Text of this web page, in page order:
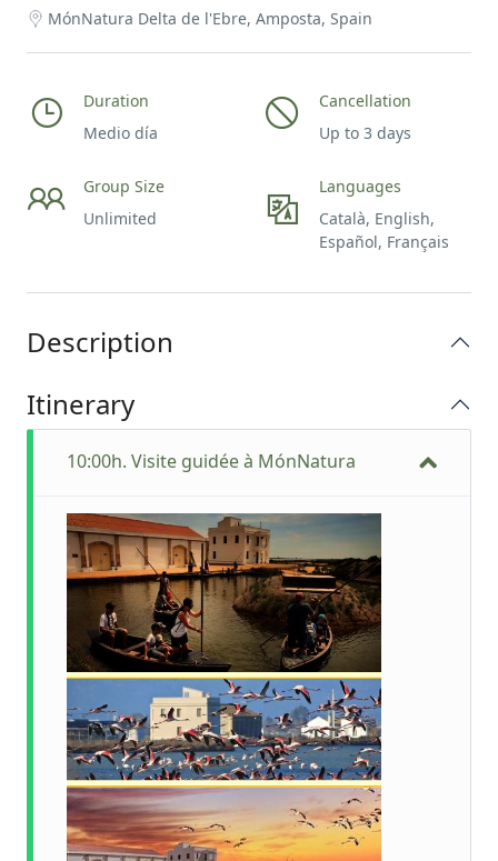
MónNatura Delta de l'Ebre, Amposta, Spain
Duration
Medio día
Cancellation
Up to 3 days
Group Size
Unlimited
Languages
Català, English,
Español, Français
Description
Itinerary
10:00h. Visite guidée à MónNatura